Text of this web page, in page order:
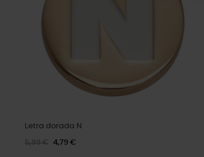
Letra dorada N
5,99 € 4,79 €